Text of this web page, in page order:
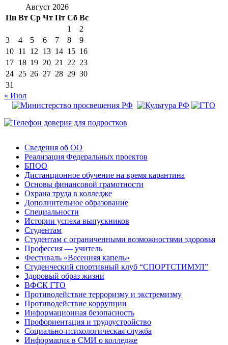
Август 2026
Пн Вт Ср Чт Пт Сб Вс
1
2
3
4 5 6 7 8
9
10 11 12 13 14 15 16
17 18 19 20 21 22 23
24 25 26 27 28 29 30
31
« Июл
Сведения об ОО
Реализация Федеральных проектов
БПОО
Дистанционное обучение на время карантина
Основы финансовой грамотности
Охрана труда в колледже
Дополнительное образование
Специальности
Истории успеха выпускников
Студентам
Студентам с ограниченными возможностями здоровья
Профессия — учитель
Фестиваль «Весенняя капель»
Студенческий спортивный клуб “СПОРТСТИМУЛ”
Здоровый образ жизни
ВФСК ГТО
Противодействие терроризму и экстремизму
Противодействие коррупции
Информационная безопасность
Профориентация и трудоустройство
Социально-психологическая служба
Информация в СМИ о колледже